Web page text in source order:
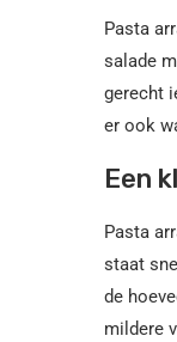
Pasta
salade
gerecht
er ook
Een
Pasta
staat
de
mildere